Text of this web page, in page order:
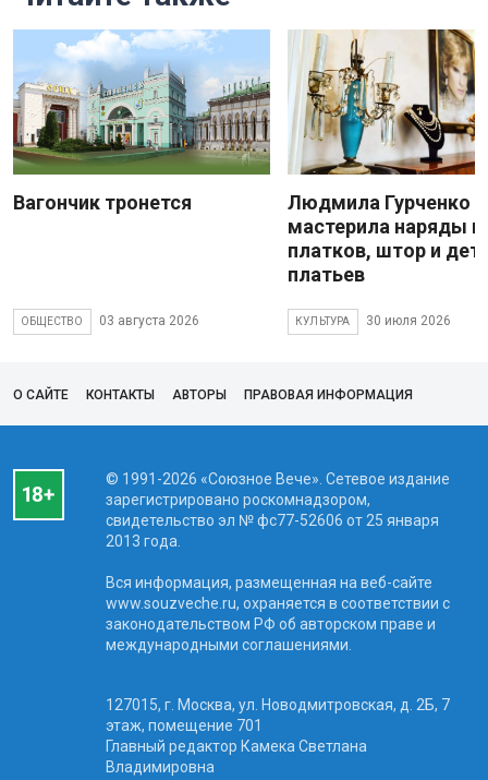
Вагончик тронется
ОБЩЕСТВО 03 августа 2026
Людмила Гурченко
мастерила наряды
платков, штор и
платьев
КУЛЬТУРА 30 июля 2026
О САЙТЕ КОНТАКТЫ АВТОРЫ ПРАВОВАЯ ИНФОРМАЦИЯ
© 1991-2026 «Союзное Вече». Сетевое издание
зарегистрировано роскомнадзором,
свидетельство эл № фc77-52606 от 25 января
2013 года.
Вся информация, размещенная на веб-сайте
www.souzveche.ru, охраняется в соответствии с
законодательством РФ об авторском праве и
международными соглашениями.
127015, г. Москва, ул. Новодмитровская, д. 2Б, 7
этаж, помещение 701
Главный редактор Камека Светлана
Владимировна